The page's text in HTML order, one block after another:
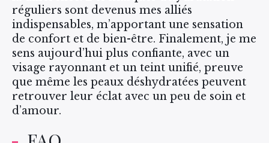
réguliers sont devenus mes alliés
indispensables, m’apportant une sensation
de confort et de bien-être. Finalement, je me
sens aujourd’hui plus confiante, avec un
visage rayonnant et un teint unifié, preuve
que même les peaux déshydratées peuvent
retrouver leur éclat avec un peu de soin et
d’amour.